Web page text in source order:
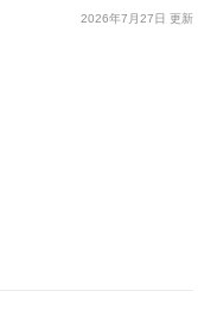
2026年7月27日 更新